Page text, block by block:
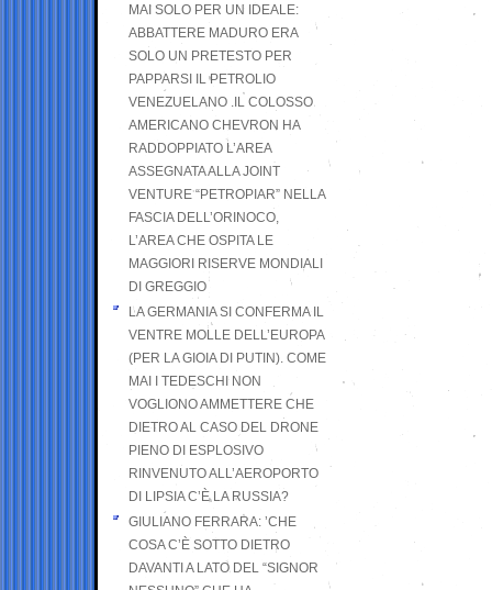
MAI SOLO PER UN IDEALE:
ABBATTERE MADURO ERA
SOLO UN PRETESTO PER
PAPPARSI IL PETROLIO
VENEZUELANO .IL COLOSSO
AMERICANO CHEVRON HA
RADDOPPIATO L’AREA
ASSEGNATA ALLA JOINT
VENTURE “PETROPIAR” NELLA
FASCIA DELL’ORINOCO,
L’AREA CHE OSPITA LE
MAGGIORI RISERVE MONDIALI
DI GREGGIO
LA GERMANIA SI CONFERMA IL
VENTRE MOLLE DELL’EUROPA
(PER LA GIOIA DI PUTIN). COME
MAI I TEDESCHI NON
VOGLIONO AMMETTERE CHE
DIETRO AL CASO DEL DRONE
PIENO DI ESPLOSIVO
RINVENUTO ALL’AEROPORTO
DI LIPSIA C’È LA RUSSIA?
GIULIANO FERRARA: ’CHE
COSA C’È SOTTO DIETRO
DAVANTI A LATO DEL “SIGNOR